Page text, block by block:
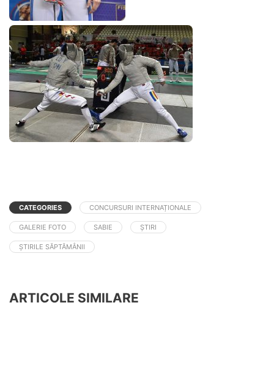
CATEGORIES CONCURSURI INTERNAȚIONALE
GALERIE FOTO SABIE ȘTIRI
ȘTIRILE SĂPTĂMÂNII
ARTICOLE SIMILARE